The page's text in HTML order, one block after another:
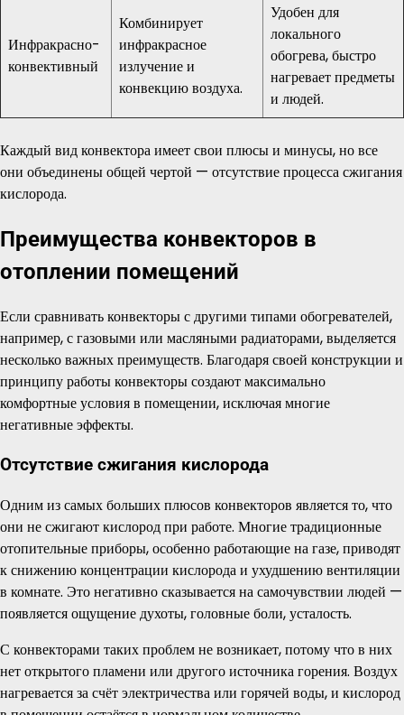
Инфракрасно-
конвективный
Комбинирует
инфракрасное
излучение и
конвекцию воздуха.
Удобен для
локального
обогрева, быстро
нагревает предметы
и людей.
Каждый вид конвектора имеет свои плюсы и минусы, но все
они объединены общей чертой — отсутствие процесса сжигания
кислорода.
Преимущества конвекторов в
отоплении помещений
Если сравнивать конвекторы с другими типами обогревателей,
например, с газовыми или масляными радиаторами, выделяется
несколько важных преимуществ. Благодаря своей конструкции и
принципу работы конвекторы создают максимально
комфортные условия в помещении, исключая многие
негативные эффекты.
Отсутствие сжигания кислорода
Одним из самых больших плюсов конвекторов является то, что
они не сжигают кислород при работе. Многие традиционные
отопительные приборы, особенно работающие на газе, приводят
к снижению концентрации кислорода и ухудшению вентиляции
в комнате. Это негативно сказывается на самочувствии людей —
появляется ощущение духоты, головные боли, усталость.
С конвекторами таких проблем не возникает, потому что в них
нет открытого пламени или другого источника горения. Воздух
нагревается за счёт электричества или горячей воды, и кислород